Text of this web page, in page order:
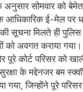
अनुसार सोमवार को
आधिकारिक ई-मेल पर
सूचना मिलते ही
को अवगत कराया
कोर्ट परिसर को
के मद्देनजर बम
गया, जिन्होंने पूरे